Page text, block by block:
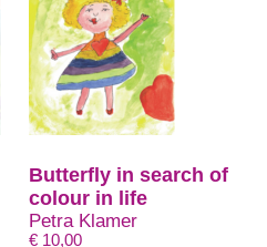
Butterfly in search of
colour in life
Petra Klamer
€ 10,00